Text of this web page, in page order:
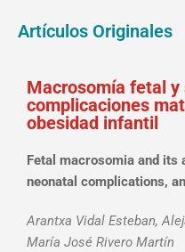
Artículos Originales
Macrosomía fetal y
complicaciones
obesidad infantil
Fetal macrosomia and
neonatal complications,
Arantxa Vidal Esteban,
María José Rivero Martín